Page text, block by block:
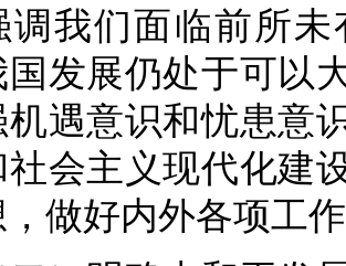
调我们面临前所
国发展仍处于可以
遇意识和忧患意
社会主义现代化建
做好内外各项工